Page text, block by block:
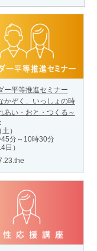
ー平等推進セミナー
かぞく、いっしょの時
あい・おと・つくる～
）
分～10時30分
日）